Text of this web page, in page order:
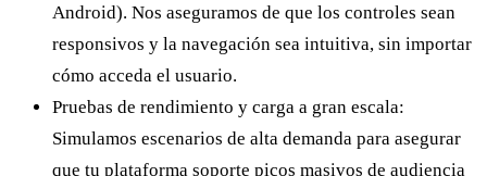
Android). Nos aseguramos de que los controles sean
responsivos y la navegación sea intuitiva, sin importar
cómo acceda el usuario.
Pruebas de rendimiento y carga a gran escala:
Simulamos escenarios de alta demanda para asegurar
que tu plataforma soporte picos masivos de audiencia